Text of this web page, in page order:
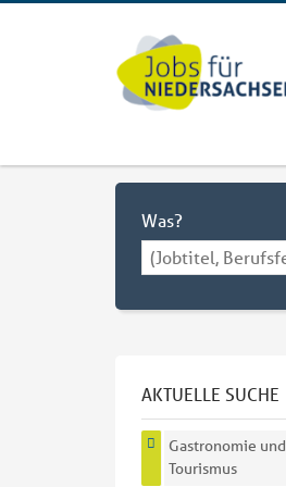
Was?
AKTUELLE SUCHE
Gastronomie und
Tourismus